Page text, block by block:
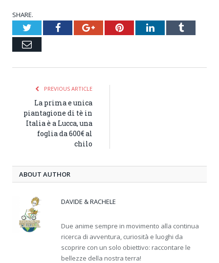
SHARE.
TwitterFacebookGoogle+PinterestLinkedInTumblr
Email
PREVIOUS ARTICLE
La prima e unica
piantagione di tè in
Italia è a Lucca, una
foglia da 600€ al
chilo
ABOUT AUTHOR
DAVIDE & RACHELE
Due anime sempre in movimento alla continua
ricerca di avventura, curiosità e luoghi da
scoprire con un solo obiettivo: raccontare le
bellezze della nostra terra!